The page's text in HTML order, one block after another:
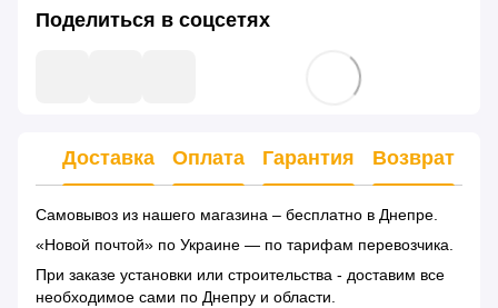
Поделиться в соцсетях
Доставка Оплата Гарантия Возврат
Самовывоз из нашего магазина – бесплатно в Днепре.
«Новой почтой» по Украине — по тарифам перевозчика.
При заказе установки или строительства - доставим все
необходимое сами по Днепру и области.